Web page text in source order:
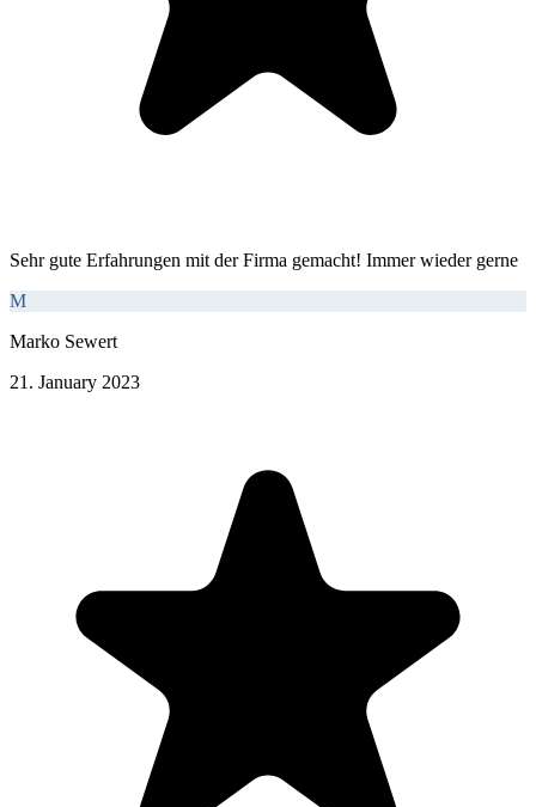
Sehr gute Erfahrungen mit der Firma gemacht! Immer wieder gerne
M
Marko Sewert
21. January 2023